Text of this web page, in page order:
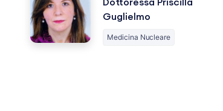
Dottoressa Priscilla
Guglielmo
Medicina Nucleare